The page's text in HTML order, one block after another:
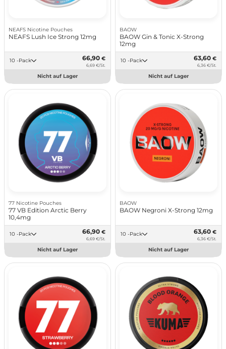
NEAFS Nicotine Pouches
NEAFS Lush Ice Strong 12mg
10 -Pack 66,90 €
6,69 €/St.
Nicht auf Lager
BAOW
BAOW Gin & Tonic X-Strong
12mg
10 -Pack 63,60 €
6,36 €/St.
Nicht auf Lager
77 Nicotine Pouches
77 VB Edition Arctic Berry
10,4mg
10 -Pack 66,90 €
6,69 €/St.
Nicht auf Lager
BAOW
BAOW Negroni X-Strong 12mg
10 -Pack 63,60 €
6,36 €/St.
Nicht auf Lager